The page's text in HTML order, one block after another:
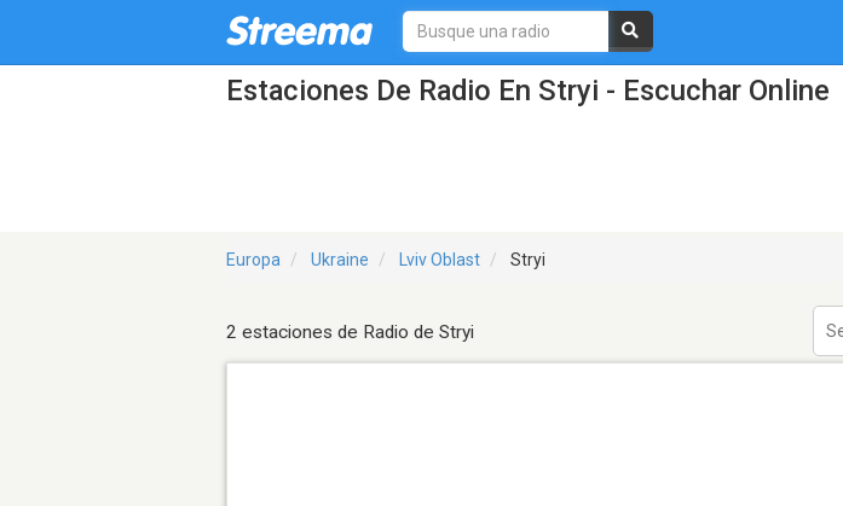
Estaciones De Radio En Stryi - Escuchar Online
Europa Ukraine Lviv Oblast Stryi
2 estaciones de Radio de Stryi